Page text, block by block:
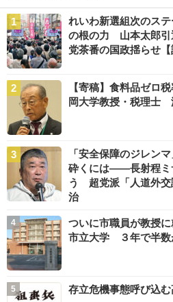
れいわ新選組次のス
の根の力 山本太郎
党茶番の国政揺らせ【
【寄稿】食料品ゼロ
岡大学教授・税理士
「安全保障のジレン
砕くには――長射程ミ
う 超党派「人道外交
治
ついに市職員が教授
市立大学 ３年で半数
存立危機事態呼び込